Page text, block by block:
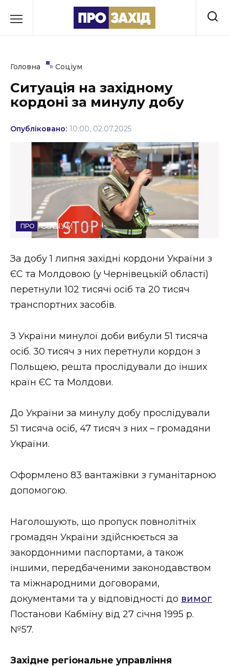
до
Культура
Освіта
Події
Політика
Соціум
Спорт
Стиль життя
Втрачений Ужгород
Втрачений Ужгород (відеоверсія)
ЗАКАРПАТСЬКІ НОВИНИ
НОВИНИ ЗАХІДНОЇ УКРАЇНИ
Головна » Соціум
Ситуація на західному
кордоні за минулу добу
Опубліковано: 10:00, 02.07.2025
СОЦІУМ
За добу 1 липня західні кордони України з
ЄС та Молдовою (у Чернівецькій області)
перетнули 102 тисячі осіб та 20 тисяч
транспортних засобів.
З України минулої доби вибули 51 тисяча
осіб. 30 тисяч з них перетнули кордон з
Польщею, решта прослідували до інших
країн ЄС та Молдови.
До України за минулу добу прослідували
51 тисяча осіб, 47 тисяч з них – громадяни
України.
Оформлено 83 вантажівки з гуманітарною
допомогою.
Наголошують, що пропуск повнолітніх
громадян України здійснюється за
закордонними паспортами, а також
іншими, передбаченими законодавством
та міжнародними договорами,
документами та у відповідності до вимог
Постанови Кабміну від 27 січня 1995 р.
№57.
Західне регіональне управління